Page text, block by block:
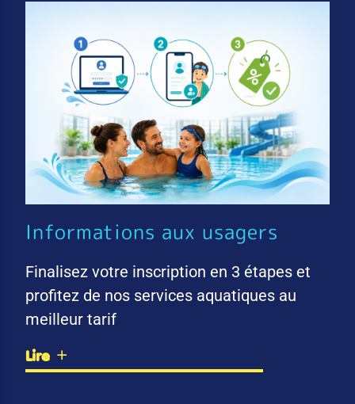
Informations aux usagers
Finalisez votre inscription en 3 étapes et
profitez de nos services aquatiques au
meilleur tarif
Lire